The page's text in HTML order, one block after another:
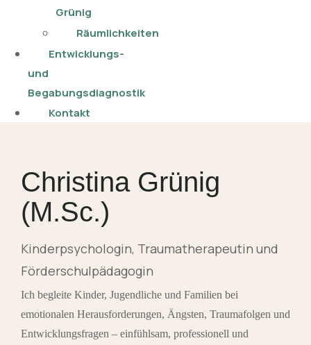
Grünig
Räumlichkeiten
Entwicklungs-
und
Begabungsdiagnostik
Kontakt
Christina Grünig
(M.Sc.)
Kinderpsychologin, Traumatherapeutin und
Förderschulpädagogin
Ich begleite Kinder, Jugendliche und Familien bei
emotionalen Herausforderungen, Ängsten, Traumafolgen und
Entwicklungsfragen – einfühlsam, professionell und